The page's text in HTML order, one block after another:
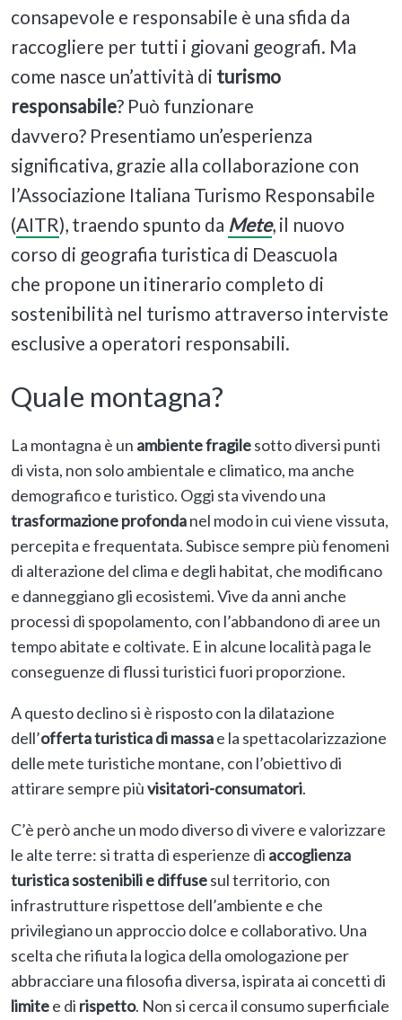
consapevole e responsabile è una sfida da
raccogliere per tutti i giovani geografi. Ma
come nasce un’attività di turismo
responsabile? Può funzionare
davvero? Presentiamo un’esperienza
significativa, grazie alla collaborazione con
l’Associazione Italiana Turismo Responsabile
(AITR), traendo spunto da Mete, il nuovo
corso di geografia turistica di Deascuola
che propone un itinerario completo di
sostenibilità nel turismo attraverso interviste
esclusive a operatori responsabili.
Quale montagna?
La montagna è un ambiente fragilesotto diversi punti
di vista, non solo ambientale e climatico, ma anche
demografico e turistico. Oggi sta vivendo una
trasformazione profondanel modo in cui viene vissuta,
percepita e frequentata. Subisce sempre più fenomeni
di alterazione del clima e degli habitat, che modificano
e danneggiano gli ecosistemi. Vive da anni anche
processi di spopolamento, con l’abbandono di aree un
tempo abitate e coltivate. E in alcune località paga le
conseguenze di flussi turistici fuori proporzione.
A questo declino si è risposto con la dilatazione
dell’offerta turistica di massae la spettacolarizzazione
delle mete turistiche montane, con l’obiettivo di
attirare sempre piùvisitatori-consumatori.
C’è però anche un modo diverso di vivere e valorizzare
le alte terre: si tratta di esperienze di accoglienza
turistica sostenibili e diffusesul territorio, con
infrastrutture rispettose dell’ambiente e che
privilegiano un approccio dolce e collaborativo. Una
scelta che rifiuta la logica della omologazione per
abbracciare una filosofia diversa, ispirata ai concetti di
limitee di rispetto. Non si cerca il consumo superficiale